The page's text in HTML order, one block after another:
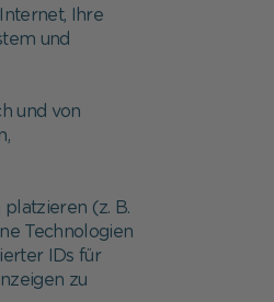
Ihre
und
und von
(z. B.
Technologien
IDs für
zu